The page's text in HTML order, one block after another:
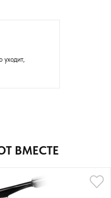
ВМЕСТЕ